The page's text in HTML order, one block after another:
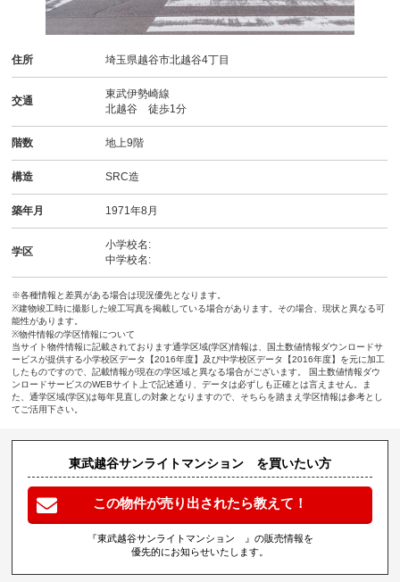
住所 埼玉県越谷市北越谷4丁目
交通
東武伊勢崎線
北越谷 徒歩1分
階数 地上9階
構造 SRC造
築年月 1971年8月
学区
小学校名:
中学校名:
※各種情報と差異がある場合は現況優先となります。
※建物竣工時に撮影した竣工写真を掲載している場合があります。その場合、現状と異なる可
能性があります。
※物件情報の学区情報について
当サイト物件情報に記載されております通学区域(学区)情報は、国土数値情報ダウンロードサ
ービスが提供する小学校区データ【2016年度】及び中学校区データ【2016年度】を元に加工
したものですので、記載情報が現在の学区域と異なる場合がございます。 国土数値情報ダウ
ンロードサービスのWEBサイト上で記述通り、データは必ずしも正確とは言えません。ま
た、通学区域(学区)は毎年見直しの対象となりますので、そちらを踏まえ学区情報は参考とし
てご活用下さい。
東武越谷サンライトマンション を買いたい方
この物件が売り出されたら教えて！
『東武越谷サンライトマンション 』の販売情報を
優先的にお知らせいたします。